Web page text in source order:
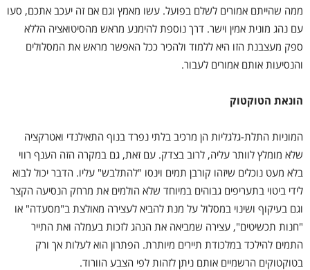
ממה שהייתם אמורים לשלם בפועל. עשו מאמץ וגם אם זה יעכב אתכם, סעו
עם נהג מונית אמין וישר. דרך נוספת להימנע מראש מהסיטואציה הללא
ספק מעצבנת הזו היא ללמוד ולהכיר ככל האפשר מראש את המסלולים
והנסיעות אותם אמורים לעבור.
הונאת הטוקטוק
המוניות התלת-גלגליות הן מרכיב בלתי נפרד בנוף התאילנדי ואטרקציה
שלא מומלץ לוותר עליה, לרוב בצדק. עם זאת, גם במקרה הזה הענף רווי
בלא מעט נוכלים שיזהו קורבן תמים וינסו "להתלבש" עליו. הדבר יכול לבוא
לידי ביטוי בתעריפים גבוהים במיוחד שלא הולמים את מרחק הנסיעה הקצר
וגם בעיקוף ושינוי במסלול על מנת להביא לעצירה מאולצת ב"מסעדה" או
"חנות תכשיטים", עצירה שמביאה את הנהג לזכות בעמלה ואת התייר
התמים להילכד במלכודת תיירים מיותרת. הפתרון הוא לעלות אך ורק
בטוקטוקים הרשמיים אותם ניתן לזהות לפי הצבע הוורוד.